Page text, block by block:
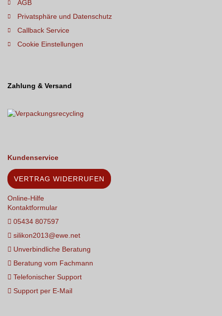
AGB
Privatsphäre und Datenschutz
Callback Service
Cookie Einstellungen
Zahlung & Versand
Kundenservice
VERTRAG WIDERRUFEN
Online-Hilfe
Kontaktformular
05434 807597
silikon2013@ewe.net
Unverbindliche Beratung
Beratung vom Fachmann
Telefonischer Support
Support per E-Mail